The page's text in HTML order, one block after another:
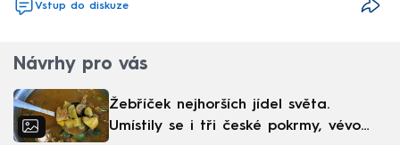
Vstup do diskuze
Návrhy pro vás
Žebříček nejhorších jídel světa.
Umístily se i tři české pokrmy, vévodí